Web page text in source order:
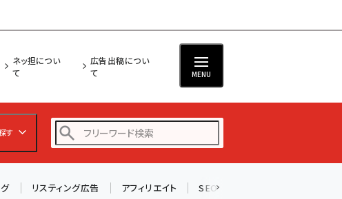
ネッ担につい
て
広告出稿につい
て
MENU
す
リスティング広告 アフィリエイト SEO